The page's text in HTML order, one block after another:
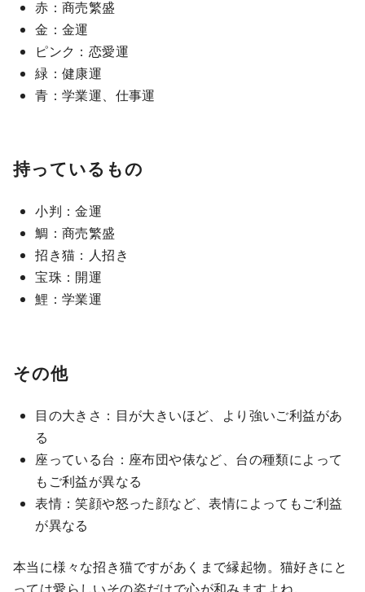
赤：商売繁盛
金：金運
ピンク：恋愛運
緑：健康運
青：学業運、仕事運
持っているもの
小判：金運
鯛：商売繁盛
招き猫：人招き
宝珠：開運
鯉：学業運
その他
目の大きさ：目が大きいほど、より強いご利益があ
る
座っている台：座布団や俵など、台の種類によって
もご利益が異なる
表情：笑顔や怒った顔など、表情によってもご利益
が異なる
本当に様々な招き猫ですがあくまで縁起物。猫好きにと